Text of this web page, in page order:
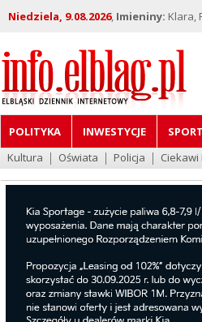
Niedziela, 9.08.2026, Imieniny: Klara,
POLITYKA INWESTYCJE SPORT
Kultura
Oświata Policja Ciekawi